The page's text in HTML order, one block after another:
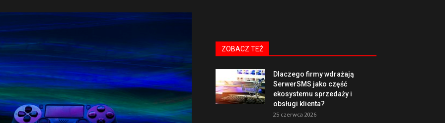
ZOBACZ TEŻ
Dlaczego firmy wdrażają
SerwerSMS jako część
ekosystemu sprzedaży i
obsługi klienta?
25 czerwca 2026